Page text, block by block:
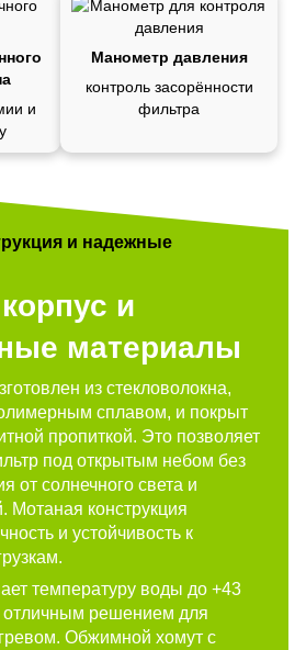
и
Манометр давления
контроль засорённости
фильтра
и
материалы
из стекловолокна,
сплавом, и покрыт
пропиткой. Это позволяет
под открытым небом без
от солнечного света и
Мотаная конструкция
и устойчивость к
температуру воды до +43
отличным решением для
Обжимной хомут с